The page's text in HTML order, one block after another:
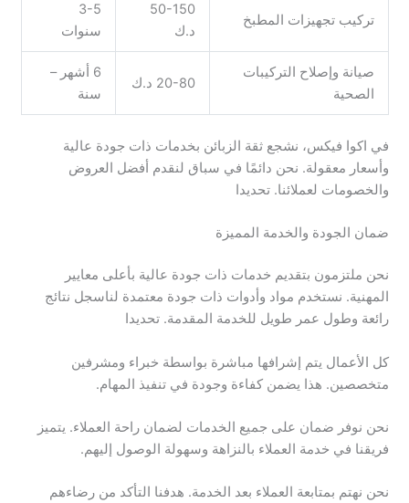
تركيب تجهيزات المطبخ
50-150
د.ك
3-5
سنوات
صيانة وإصلاح التركيبات
الصحية
20-80 د.ك
6 أشهر –
سنة
في اكوا فيكس، نشجع ثقة الزبائن بخدمات ذات جودة عالية
وأسعار معقولة. نحن دائمًا في سباق لنقدم أفضل العروض
والخصومات لعملائنا. تحديدا
ضمان الجودة والخدمة المميزة
نحن ملتزمون بتقديم خدمات ذات جودة عالية بأعلى معايير
المهنية. نستخدم مواد وأدوات ذات جودة معتمدة لناسجل نتائج
رائعة وطول عمر طويل للخدمة المقدمة. تحديدا
كل الأعمال يتم إشرافها مباشرة بواسطة خبراء ومشرفين
متخصصين. هذا يضمن كفاءة وجودة في تنفيذ المهام.
نحن نوفر ضمان على جميع الخدمات لضمان راحة العملاء. يتميز
فريقنا في خدمة العملاء بالنزاهة وسهولة الوصول إليهم.
نحن نهتم بمتابعة العملاء بعد الخدمة. هدفنا التأكد من رضاءهم